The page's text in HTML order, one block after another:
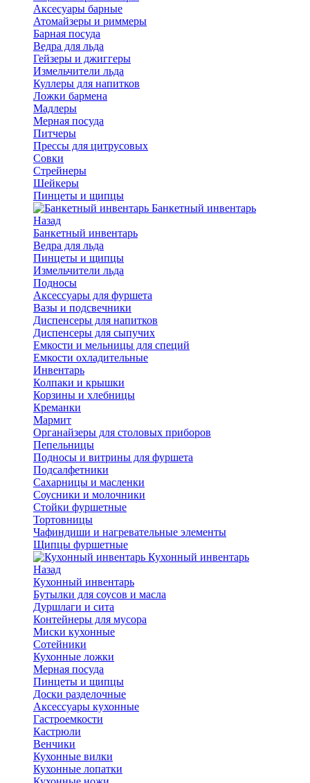
Аксесуары барные
Атомайзеры и риммеры
Барная посуда
Ведра для льда
Гейзеры и джиггеры
Измельчители льда
Куллеры для напитков
Ложки бармена
Мадлеры
Мерная посуда
Питчеры
Прессы для цитрусовых
Совки
Стрейнеры
Шейкеры
Пинцеты и щипцы
Банкетный инвентарь
Назад
Банкетный инвентарь
Ведра для льда
Пинцеты и щипцы
Измельчители льда
Подносы
Аксессуары для фуршета
Вазы и подсвечники
Диспенсеры для напитков
Диспенсеры для сыпучих
Емкости и мельницы для специй
Емкости охладительные
Инвентарь
Колпаки и крышки
Корзины и хлебницы
Креманки
Мармит
Органайзеры для столовых приборов
Пепельницы
Подносы и витрины для фуршета
Подсалфетники
Сахарницы и масленки
Соусники и молочники
Стойки фуршетные
Тортовницы
Чафиндиши и нагревательные элементы
Щипцы фуршетные
Кухонный инвентарь
Назад
Кухонный инвентарь
Бутылки для соусов и масла
Дуршлаги и сита
Контейнеры для мусора
Миски кухонные
Сотейники
Кухонные ложки
Мерная посуда
Пинцеты и щипцы
Доски разделочные
Аксессуары кухонные
Гастроемкости
Кастрюли
Венчики
Кухонные вилки
Кухонные лопатки